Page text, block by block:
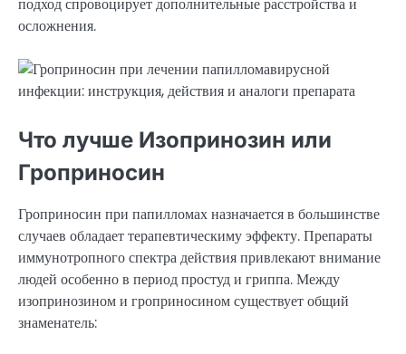
осложнения.
Что лучше Изопринозин или
Гроприносин
Гроприносин при папилломах назначается в большинстве
случаев обладает терапевтическиму эффекту. Препараты
иммунотропного спектра действия привлекают внимание
людей особенно в период простуд и гриппа. Между
изопринозином и гроприносином существует общий
знаменатель: